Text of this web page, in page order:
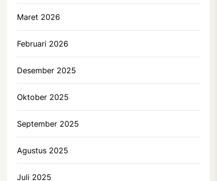
Maret 2026
Februari 2026
Desember 2025
Oktober 2025
September 2025
Agustus 2025
Juli 2025